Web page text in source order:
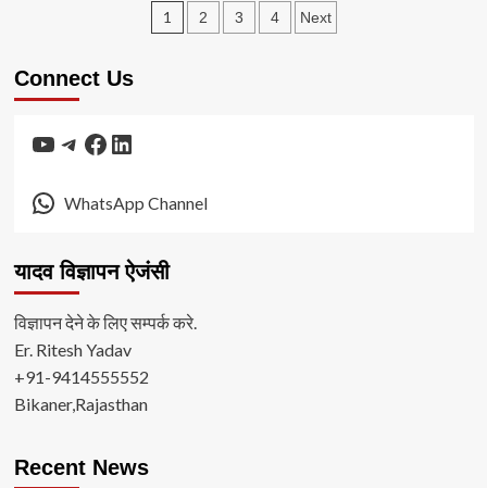
शुरू
चमकेगी
राशियों
की
गुरु-
बनेगा
खास
Posts
1 2 3 4 Next
Connect Us
YouTube
Telegram
Facebook
LinkedIn
WhatsApp Channel
यादव विज्ञापन ऐजंसी
विज्ञापन देने के लिए सम्पर्क करे.
Er. Ritesh Yadav
+91-9414555552
Bikaner,Rajasthan
Recent News